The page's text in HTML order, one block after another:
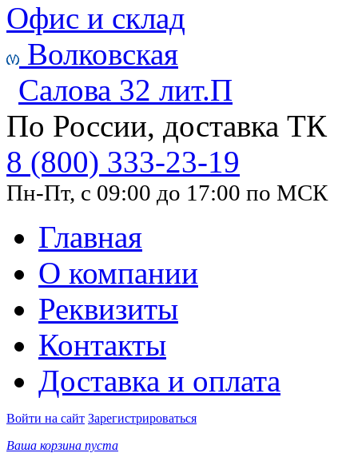
Офис и склад
Волковская
Салова 32 лит.П
По России, доставка ТК
8 (800) 333-23-19
Пн-Пт, с 09:00 до 17:00 по МСК
Главная
О компании
Реквизиты
Контакты
Доставка и оплата
Войти на сайт Зарегистрироваться
Ваша корзина пуста